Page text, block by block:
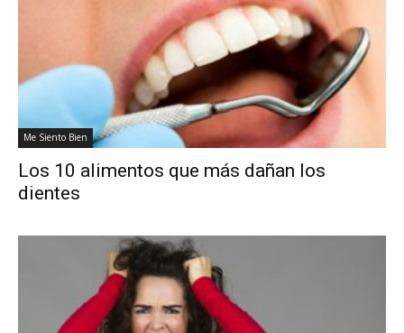
Me Siento Bien
Los 10 alimentos que más dañan los
dientes